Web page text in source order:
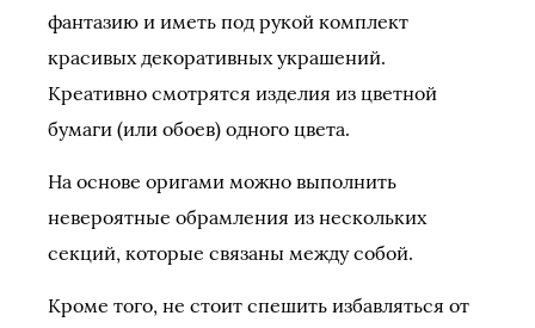
фантазию и иметь под рукой комплект
красивых декоративных украшений.
Креативно смотрятся изделия из цветной
бумаги (или обоев) одного цвета.
На основе оригами можно выполнить
невероятные обрамления из нескольких
секций, которые связаны между собой.
Кроме того, не стоит спешить избавляться от